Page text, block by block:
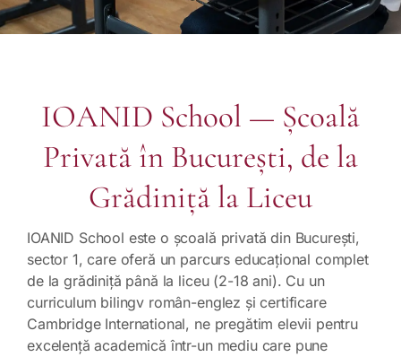
IOANID School — Școală
Privată în București, de la
Grădiniță la Liceu
IOANID School este o școală privată din București,
sector 1, care oferă un parcurs educațional complet
de la grădiniță până la liceu (2-18 ani). Cu un
curriculum bilingv român-englez și certificare
Cambridge International, ne pregătim elevii pentru
excelență academică într-un mediu care pune